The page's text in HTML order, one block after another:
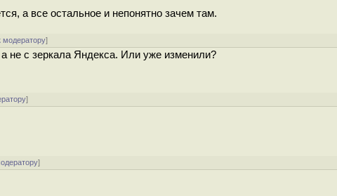
а все остальное и непонятно зачем там.
модератору]
не с зеркала Яндекса. Или уже изменили?
]
]